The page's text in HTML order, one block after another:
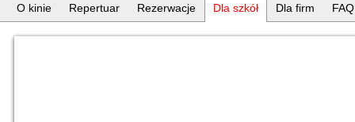
O kinie Repertuar Rezerwacje Dla szkół Dla firm FAQ